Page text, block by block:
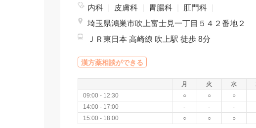
内科 皮膚科 胃腸科 肛門科
埼玉県鴻巣市吹上富士見一丁目５４２番地２
ＪＲ東日本 高崎線 吹上駅 徒歩 8分
漢方薬相談ができる
月 火 水
09:00 - 12:30
○ ○ ○
14:00 - 17:00
- - -
15:00 - 18:00
○ ○ ○